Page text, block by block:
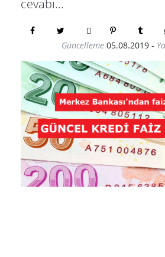
cevabı...
Güncelleme 05.08.2019 -